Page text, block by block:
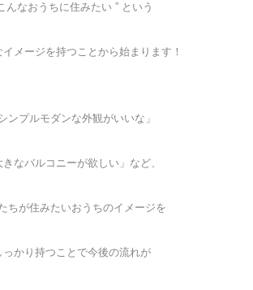
んなおうちに住みたい ” という
メージを持つことから始まります！
シンプルモダンな外観がいいな」
きなバルコニーが欲しい」など、
ちが住みたいおうちのイメージを
っかり持つことで今後の流れが